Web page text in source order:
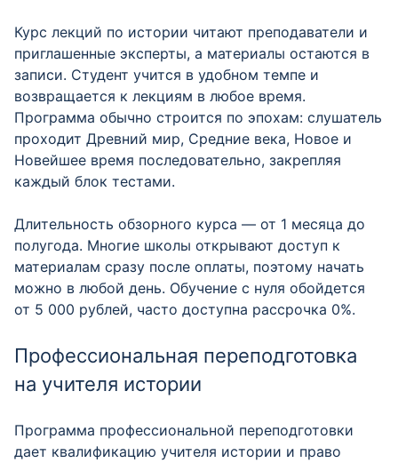
Курс лекций по истории читают преподаватели и
приглашенные эксперты, а материалы остаются в
записи. Студент учится в удобном темпе и
возвращается к лекциям в любое время.
Программа обычно строится по эпохам: слушатель
проходит Древний мир, Средние века, Новое и
Новейшее время последовательно, закрепляя
каждый блок тестами.
Длительность обзорного курса — от 1 месяца до
полугода. Многие школы открывают доступ к
материалам сразу после оплаты, поэтому начать
можно в любой день. Обучение с нуля обойдется
от 5 000 рублей, часто доступна рассрочка 0%.
Профессиональная переподготовка
на учителя истории
Программа профессиональной переподготовки
дает квалификацию учителя истории и право